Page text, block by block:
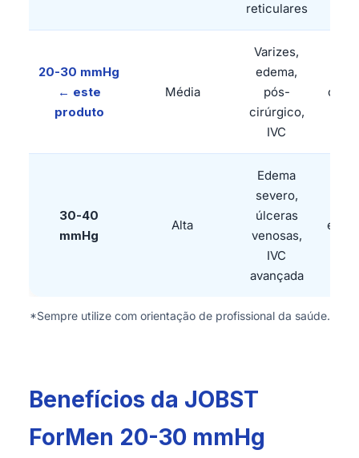
reticulares
20-30 mmHg
← este
produto
Média
Varizes,
edema,
pós-
cirúrgico,
IVC
com
30-40
mmHg
Alta
Edema
severo,
úlceras
venosas,
IVC
avançada
*Sempre utilize com orientação de profissional da saúde.
Benefícios da JOBST
ForMen 20-30 mmHg